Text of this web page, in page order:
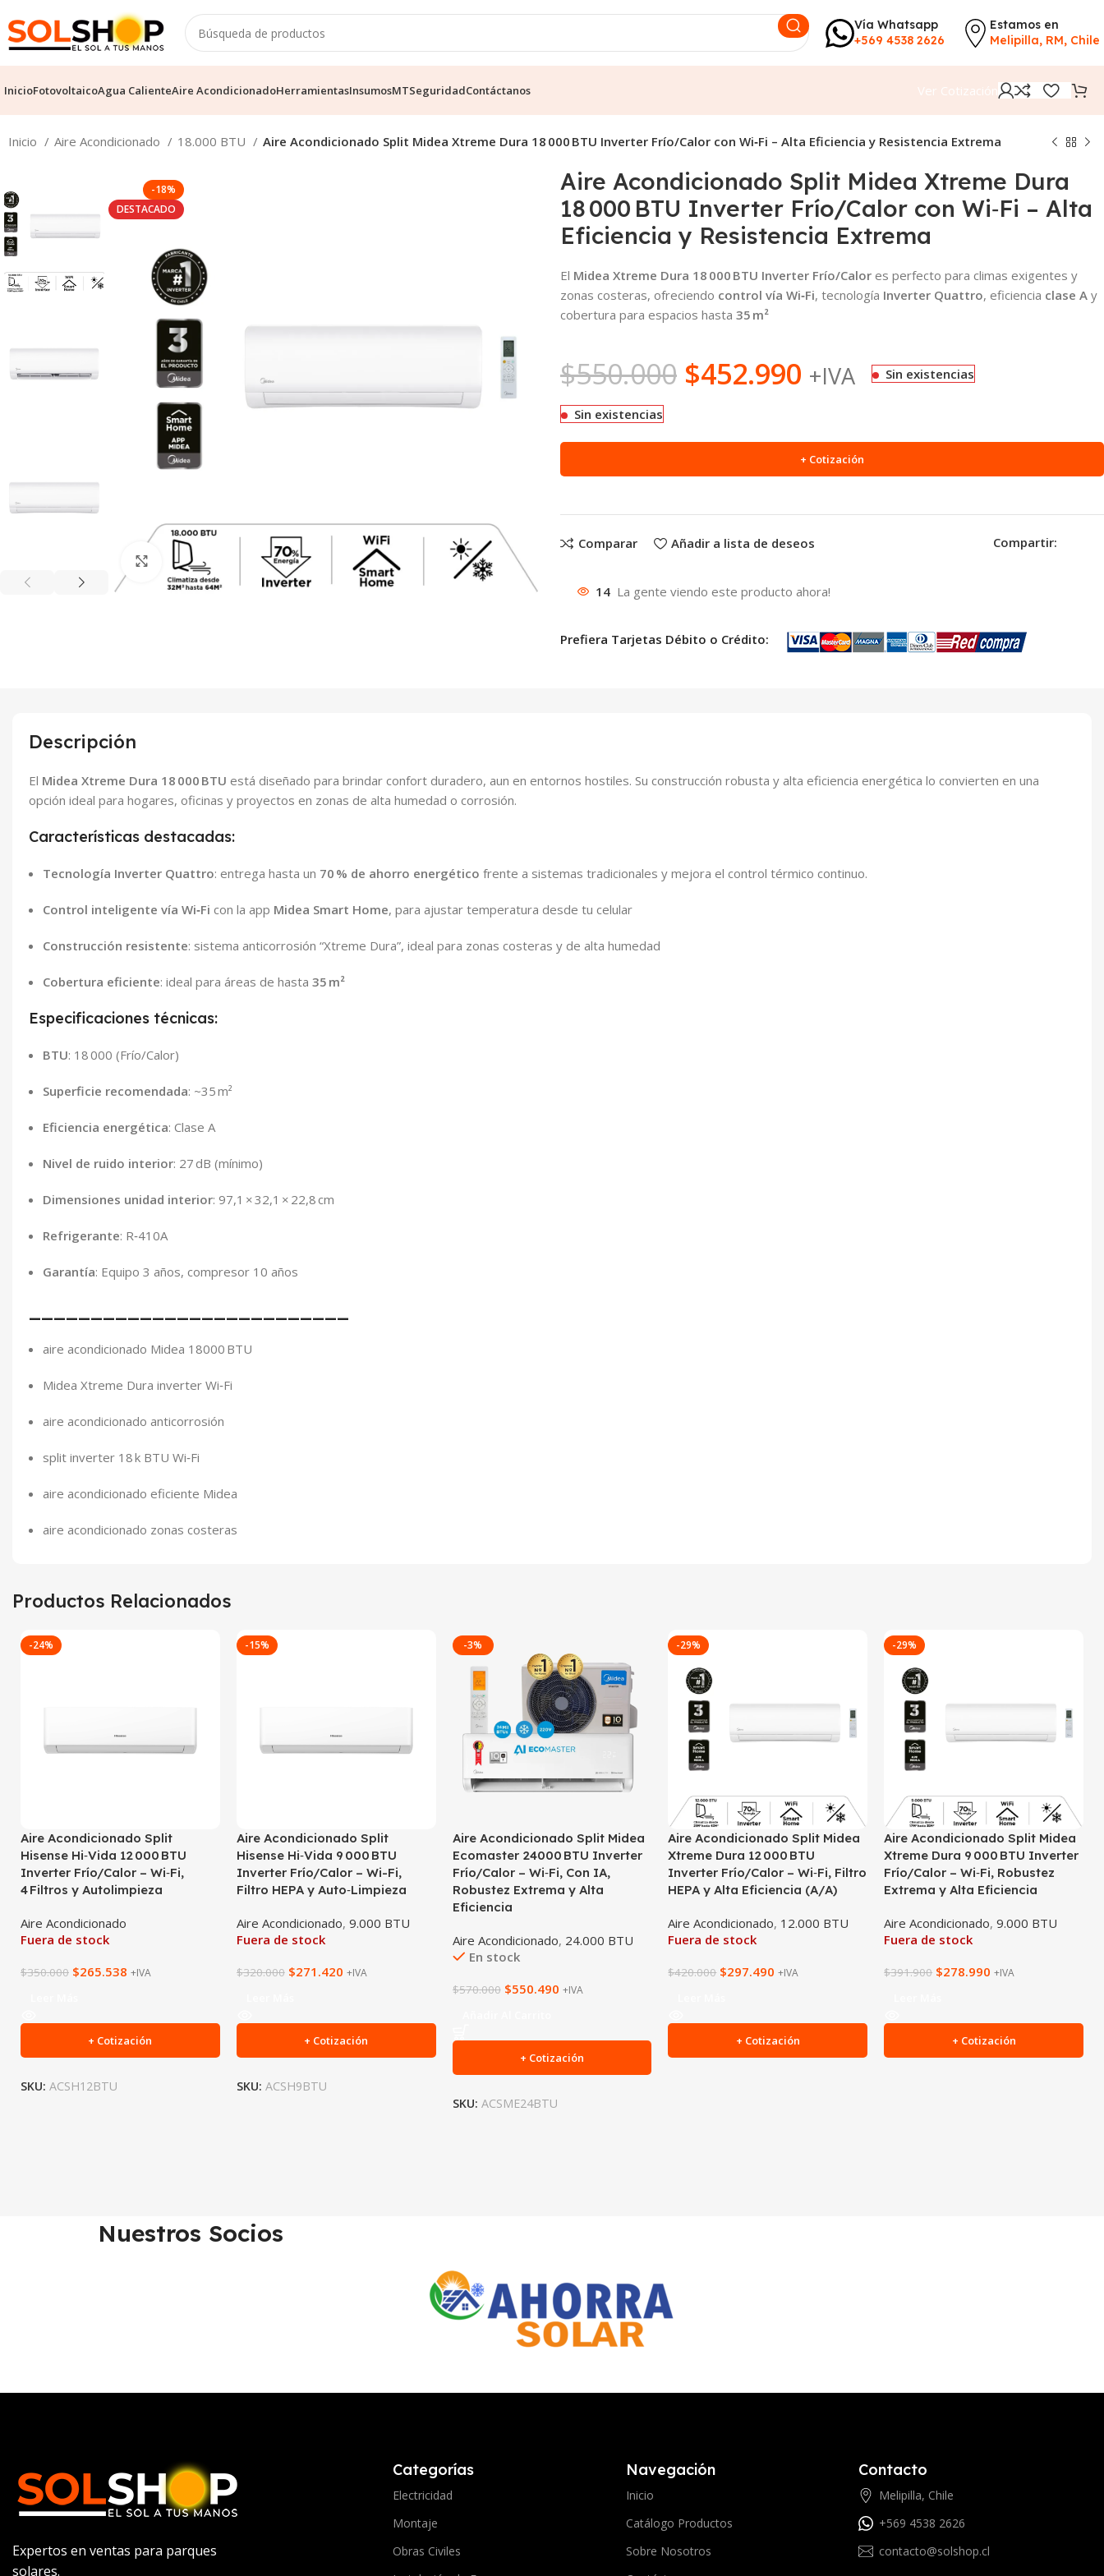
Vía Whatsapp
+569 4538 2626
Estamos en
Melipilla, RM, Chile
InicioFotovoltaicoAgua CalienteAire AcondicionadoHerramientasInsumosMTSeguridadContáctanos Ver Cotización
Inicio Aire Acondicionado 18.000 BTU Aire Acondicionado Split Midea Xtreme Dura 18 000 BTU Inverter Frío/Calor con Wi‑Fi – Alta Eficiencia y Resistencia Extrema
-18%
DESTACADO
Haga Click para agrandar
Aire Acondicionado Split Midea Xtreme Dura
18 000 BTU Inverter Frío/Calor con Wi‑Fi – Alta
Eficiencia y Resistencia Extrema
El Midea Xtreme Dura 18 000 BTU Inverter Frío/Calor es perfecto para climas exigentes y
zonas costeras, ofreciendo control vía Wi‑Fi, tecnología Inverter Quattro, eficiencia clase A y
cobertura para espacios hasta 35 m²
$550.000 $452.990 +IVA Sin existencias
Sin existencias
+ Cotización
Comparar Añadir a lista de deseos Compartir:
14 La gente viendo este producto ahora!
Prefiera Tarjetas Débito o Crédito:
Descripción
El Midea Xtreme Dura 18 000 BTU está diseñado para brindar confort duradero, aun en entornos hostiles. Su construcción robusta y alta eficiencia energética lo convierten en una
opción ideal para hogares, oficinas y proyectos en zonas de alta humedad o corrosión.
Características destacadas:
Tecnología Inverter Quattro: entrega hasta un 70 % de ahorro energético frente a sistemas tradicionales y mejora el control térmico continuo.
Control inteligente vía Wi‑Fi con la app Midea Smart Home, para ajustar temperatura desde tu celular
Construcción resistente: sistema anticorrosión “Xtreme Dura”, ideal para zonas costeras y de alta humedad
Cobertura eficiente: ideal para áreas de hasta 35 m²
Especificaciones técnicas:
BTU: 18 000 (Frío/Calor)
Superficie recomendada: ~35 m²
Eficiencia energética: Clase A
Nivel de ruido interior: 27 dB (mínimo)
Dimensiones unidad interior: 97,1 × 32,1 × 22,8 cm
Refrigerante: R‑410A
Garantía: Equipo 3 años, compresor 10 años
aire acondicionado Midea 18000 BTU
Midea Xtreme Dura inverter Wi‑Fi
aire acondicionado anticorrosión
split inverter 18 k BTU Wi‑Fi
aire acondicionado eficiente Midea
aire acondicionado zonas costeras
Productos Relacionados
-24%
Aire Acondicionado Split
Hisense Hi‑Vida 12 000 BTU
Inverter Frío/Calor – Wi‑Fi,
4 Filtros y Autolimpieza
Aire Acondicionado
Fuera de stock
$350.000 $265.538 +IVA
+ Cotización
SKU: ACSH12BTU
-15%
Aire Acondicionado Split
Hisense Hi‑Vida 9 000 BTU
Inverter Frío/Calor – Wi-Fi,
Filtro HEPA y Auto‑Limpieza
Aire Acondicionado, 9.000 BTU
Fuera de stock
$320.000 $271.420 +IVA
+ Cotización
SKU: ACSH9BTU
-3%
Aire Acondicionado Split Midea
Ecomaster 24000 BTU Inverter
Frío/Calor – Wi‑Fi, Con IA,
Robustez Extrema y Alta
Eficiencia
Aire Acondicionado, 24.000 BTU
En stock
$570.000 $550.490 +IVA
+ Cotización
SKU: ACSME24BTU
-29%
Aire Acondicionado Split Midea
Xtreme Dura 12 000 BTU
Inverter Frío/Calor – Wi‑Fi, Filtro
HEPA y Alta Eficiencia (A/A)
Aire Acondicionado, 12.000 BTU
Fuera de stock
$420.000 $297.490 +IVA
+ Cotización
-29%
Aire Acondicionado Split Midea
Xtreme Dura 9 000 BTU Inverter
Frío/Calor – Wi‑Fi, Robustez
Extrema y Alta Eficiencia
Aire Acondicionado,9.000 BTU
Fuera de stock
$391.900 $278.990 +IVA
+ Cotización
Nuestros Socios
Expertos en ventas para parques
solares.
Categorías
Electricidad
Montaje
Obras Civiles
Navegación
Inicio
Catálogo Productos
Sobre Nosotros
Contacto
Melipilla, Chile
+569 4538 2626
contacto@solshop.cl